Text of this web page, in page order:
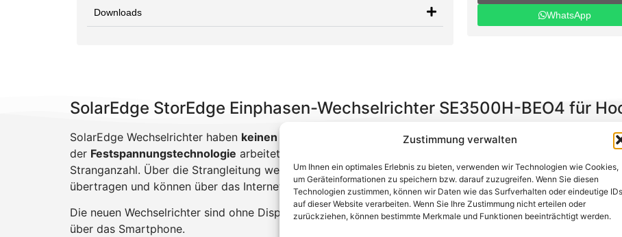
Zustimmung verwalten
Um Ihnen ein optimales Erlebnis zu bieten, verwenden wir Technologien wie Cookies,
um Geräteinformationen zu speichern bzw. darauf zuzugreifen. Wenn Sie diesen
Technologien zustimmen, können wir Daten wie das Surfverhalten oder eindeutige IDs
auf dieser Website verarbeiten. Wenn Sie Ihre Zustimmung nicht erteilen oder
zurückziehen, können bestimmte Merkmale und Funktionen beeinträchtigt werden.
Downloads
WhatsApp
SolarEdge StorEdge Einphasen-Wechselrichter SE3500H-BEO4 für
SolarEdge Wechselrichter haben keinen MPP Tracker, sondern einen Eingangfür die SolarEdge Modul
der Festspannungstechnologie arbeitet der SolarEdge Wechselrichter stets im optimalen
Stranganzahl. Über die Strangleitung werden die Leistungsdaten von jedem einzelnenPV-Moduloptimierer
übertragen und können über das Internet imSolarEdge Monitoring Portalvisualisiert werden.
Die neuen Wechselrichter sind ohne Display ausgestattet. Die Inbetriebnahme des Wechselrichters
über das Smartphone.